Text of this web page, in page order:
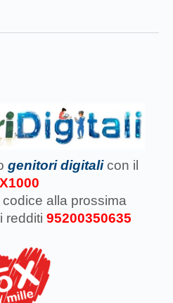
genitori digitali con il
alla prossima
redditi 95200350635